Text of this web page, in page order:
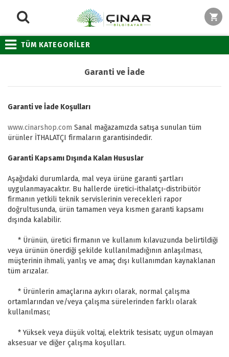
TÜM KATEGORİLER
Garanti ve İade
Garanti ve İade Koşulları
www.cinarshop.com Sanal mağazamızda satışa sunulan tüm
ürünler İTHALATÇI firmaların garantisindedir.
Garanti Kapsamı Dışında Kalan Hususlar
Aşağıdaki durumlarda, mal veya ürüne garanti şartları
uygulanmayacaktır. Bu hallerde üretici-ithalatçı-distribütör
firmanın yetkili teknik servislerinin verecekleri rapor
doğrultusunda, ürün tamamen veya kısmen garanti kapsamı
dışında kalabilir.
* Ürünün, üretici firmanın ve kullanım kılavuzunda belirtildiği
veya ürünün önerdiği şekilde kullanılmadığının anlaşılması,
müşterinin ihmali, yanlış ve amaç dışı kullanımdan kaynaklanan
tüm arızalar.
* Ürünlerin amaçlarına aykırı olarak, normal çalışma
ortamlarından ve/veya çalışma sürelerinden farklı olarak
kullanılması;
* Yüksek veya düşük voltaj, elektrik tesisatı; uygun olmayan
aksesuar ve diğer çalışma koşulları.